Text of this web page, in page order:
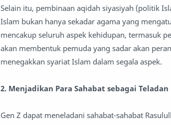
Selain itu, pembinaan aqidah siyasiyah (politik
Islam bukan hanya sekadar agama yang
mencakup seluruh aspek kehidupan, termasuk
akan membentuk pemuda yang sadar akan
menegakkan syariat Islam dalam segala aspek.
2. Menjadikan Para Sahabat sebagai Teladan
Gen Z dapat meneladani sahabat-sahabat